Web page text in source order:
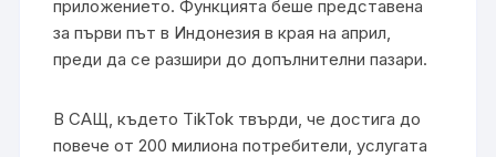
приложението. Функцията беше представена
за първи път в Индонезия в края на април,
преди да се разшири до допълнителни пазари.
В САЩ, където TikTok твърди, че достига до
повече от 200 милиона потребители, услугата